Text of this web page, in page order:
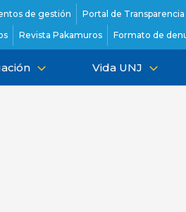
de gestión Portal de Transparencia
Revista Pakamuros Formato de
Vida UNJ